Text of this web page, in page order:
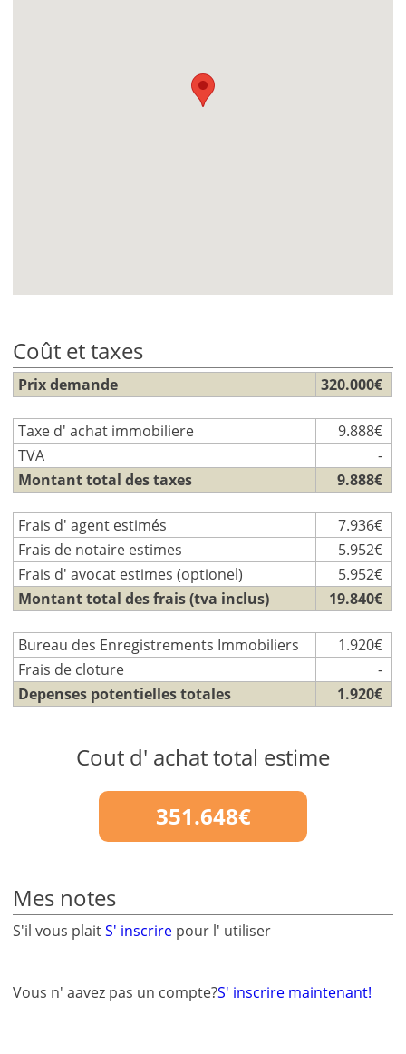
Coût et taxes
Prix demande 320.000€
Taxe d' achat immobiliere
9.888€
TVA
-
Montant total des taxes
9.888€
Frais d' agent estimés
7.936€
Frais de notaire estimes
5.952€
Frais d' avocat estimes (optionel)
5.952€
Montant total des frais (tva inclus)
19.840€
Bureau des Enregistrements Immobiliers
1.920€
Frais de cloture
-
Depenses potentielles totales
1.920€
Cout d' achat total estime
351.648€
Mes notes
S'il vous plaitS' inscrire pour l' utiliser
Vous n' aavez pas un compte?S' inscrire maintenant!